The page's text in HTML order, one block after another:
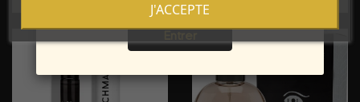
J'ACCEPTE
Sortie